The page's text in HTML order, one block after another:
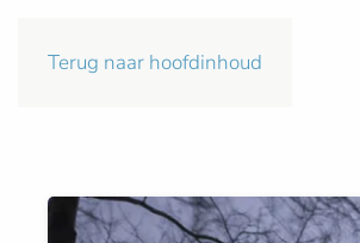
Terug naar hoofdinhoud